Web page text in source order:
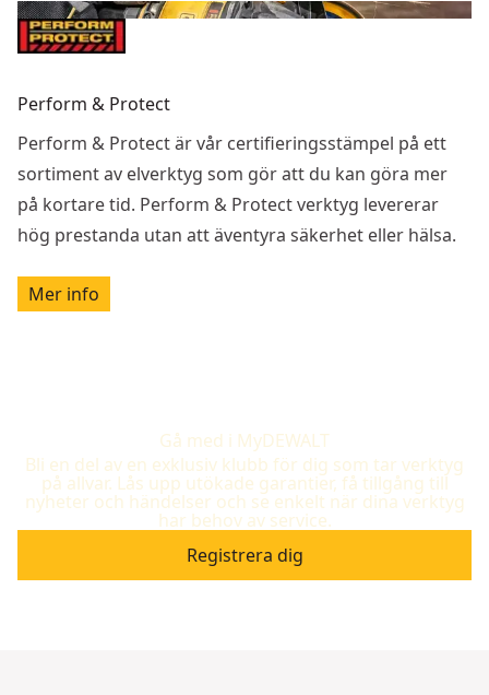
Perform & Protect
Perform & Protect är vår certifieringsstämpel på ett
sortiment av elverktyg som gör att du kan göra mer
på kortare tid. Perform & Protect verktyg levererar
hög prestanda utan att äventyra säkerhet eller hälsa.
Mer info
Gå med i MyDEWALT
Bli en del av en exklusiv klubb för dig som tar verktyg
på allvar. Lås upp utökade garantier, få tillgång till
nyheter och händelser och se enkelt när dina verktyg
har behov av service.
Registrera dig